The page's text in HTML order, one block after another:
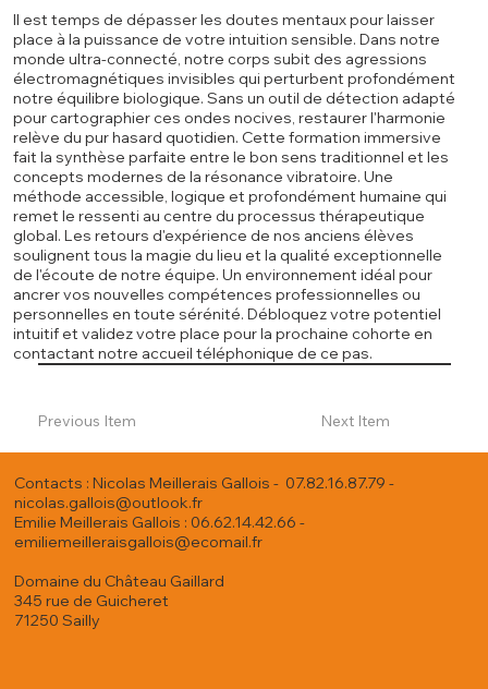
Il est temps de dépasser les doutes mentaux pour laisser
place à la puissance de votre intuition sensible. Dans notre
monde ultra-connecté, notre corps subit des agressions
électromagnétiques invisibles qui perturbent profondément
notre équilibre biologique. Sans un outil de détection adapté
pour cartographier ces ondes nocives, restaurer l'harmonie
relève du pur hasard quotidien. Cette formation immersive
fait la synthèse parfaite entre le bon sens traditionnel et les
concepts modernes de la résonance vibratoire. Une
méthode accessible, logique et profondément humaine qui
remet le ressenti au centre du processus thérapeutique
global. Les retours d'expérience de nos anciens élèves
soulignent tous la magie du lieu et la qualité exceptionnelle
de l'écoute de notre équipe. Un environnement idéal pour
ancrer vos nouvelles compétences professionnelles ou
personnelles en toute sérénité. Débloquez votre potentiel
intuitif et validez votre place pour la prochaine cohorte en
contactant notre accueil téléphonique de ce pas.
Previous Item Next Item
Contacts : Nicolas Meillerais Gallois - 07.82.16.87.79 -
nicolas.gallois@outlook.fr
Emilie Meillerais Gallois : 06.62.14.42.66 -
emiliemeilleraisgallois@ecomail.fr
Domaine du Château Gaillard
345 rue de Guicheret
71250 Sailly